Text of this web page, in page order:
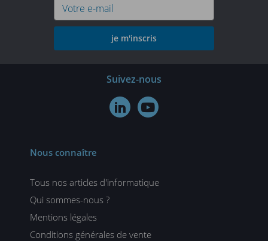
je m'inscris
Suivez-nous
 
Nous connaître
Tous nos articles d'informatique
Qui sommes-nous ?
Mentions légales
Conditions générales de vente